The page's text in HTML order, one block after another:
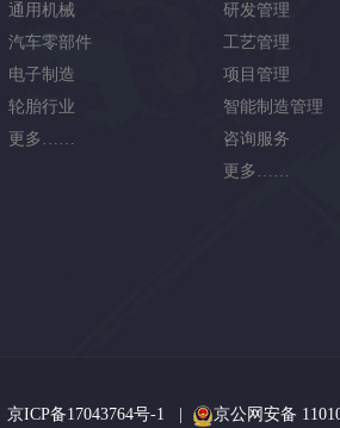
通用机械
汽车零部件
电子制造
轮胎行业
更多……
研发管理
工艺管理
项目管理
智能制造管理
咨询服务
更多……
京ICP备17043764号-1 京公网安备